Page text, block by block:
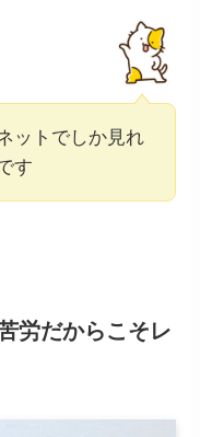
ットでしか見れ
す
労だからこそレ